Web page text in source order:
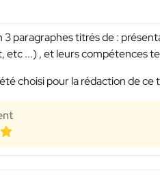
3 paragraphes titrés de :
etc ...) , et leurs compétences
choisi pour la rédaction de ce